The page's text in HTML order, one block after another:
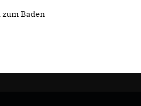
Baden